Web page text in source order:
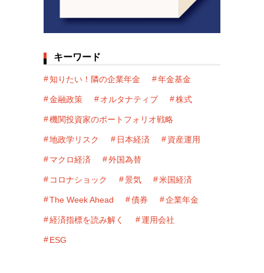
キーワード
知りたい！隣の企業年金 年金基金
金融政策 オルタナティブ 株式
機関投資家のポートフォリオ戦略
地政学リスク 日本経済 資産運用
マクロ経済 外国為替
コロナショック 景気 米国経済
The Week Ahead 債券 企業年金
経済指標を読み解く 運用会社
ESG